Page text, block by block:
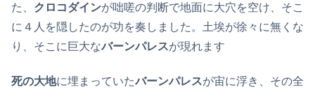
た、 クロコダインが咄嗟の判断で地面に大穴を空け、そこ
に４人を隠したのが功を奏しました。土埃が徐々に無くな
り、そこに巨大なバーンパレスが現れます
死の大地に埋まっていたバーンパレスが宙に浮き、その全